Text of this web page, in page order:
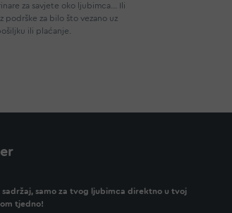
za savjete oko ljubimca... Ili
podrške za bilo što vezano uz
ili plaćanje.
sadržaj, samo za tvog ljubimca direktno u tvoj
tjedno!